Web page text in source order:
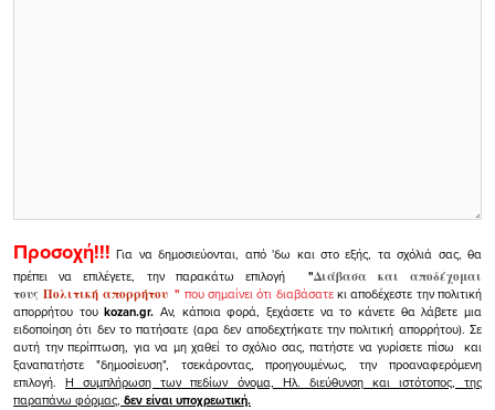
Προσοχή!!! Για να δημοσιεύονται, από 'δω και στο εξής, τα σχόλιά σας, θα
πρέπει να επιλέγετε, την παρακάτω επιλογή
"Διάβασα και αποδέχομαι
τουςΠολιτική απορρήτου" που σημαίνει ότι διαβάσατεκι αποδέχεστε την πολιτική
απορρήτου τουkozan.gr. Αν, κάποια φορά, ξεχάσετε να το κάνετε θα λάβετε μια
ειδοποίηση ότι δεν το πατήσατε (αρα δεν αποδεχτήκατε την πολιτική απορρήτου). Σε
αυτή την περίπτωση, για να μη χαθεί το σχόλιο σας, πατήστε να γυρίσετε πίσω και
ξαναπατήστε "δημοσίευση", τσεκάροντας, προηγουμένως, την προαναφερόμενη
επιλογή.Η συμπλήρωση των πεδίων όνομα, Ηλ. διεύθυνση και ιστότοπος, της
παραπάνω φόρμας, δεν είναι υποχρεωτική.